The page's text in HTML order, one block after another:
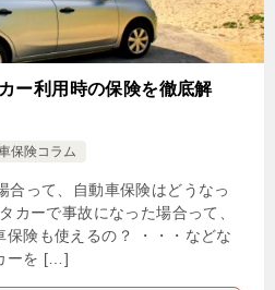
ー利用時の保険を徹底解
保険コラム
って、自動車保険はどうなっ
カーで事故になった場合って、
保険も使えるの？ ・・・などな
ーを […]